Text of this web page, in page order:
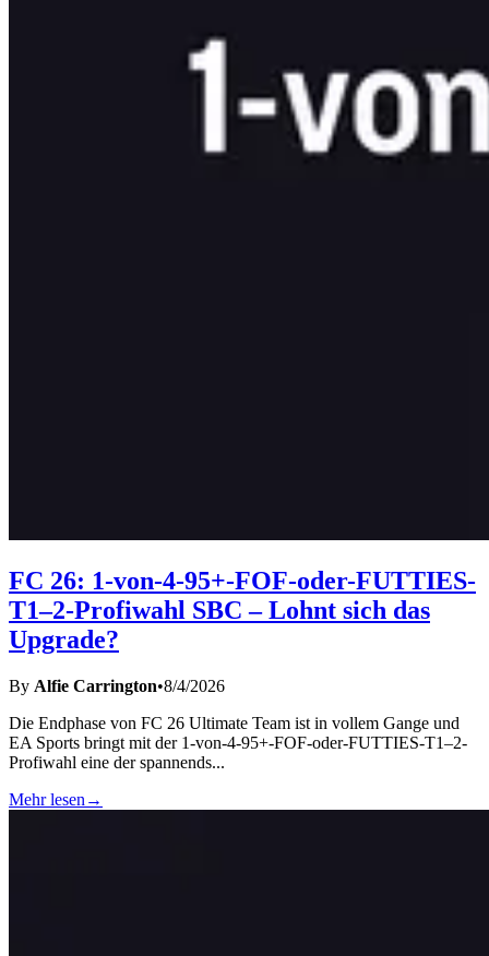
FC 26: 1-von-4-95+-FOF-oder-FUTTIES-
T1–2-Profiwahl SBC – Lohnt sich das
Upgrade?
By Alfie Carrington•8/4/2026
Die Endphase von FC 26 Ultimate Team ist in vollem Gange und
EA Sports bringt mit der 1-von-4-95+-FOF-oder-FUTTIES-T1–2-
Profiwahl eine der spannends...
Mehr lesen →